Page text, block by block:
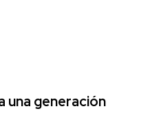
una generación